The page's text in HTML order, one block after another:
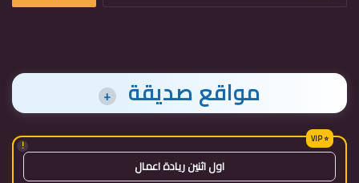
مواقع صديقة +
!
اول اثنين ريادة اعمال